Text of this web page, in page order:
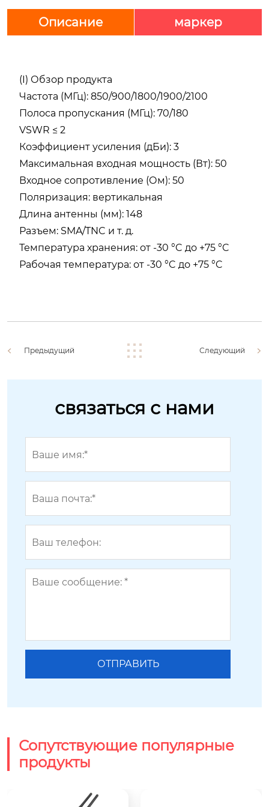
Описание маркер
(I) Обзор продукта
Частота (МГц): 850/900/1800/1900/2100
Полоса пропускания (МГц): 70/180
VSWR ≤ 2
Коэффициент усиления (дБи): 3
Максимальная входная мощность (Вт): 50
Входное сопротивление (Ом): 50
Поляризация: вертикальная
Длина антенны (мм): 148
Разъем: SMA/TNC и т. д.
Температура хранения: от -30 °C до +75 °C
Рабочая температура: от -30 °C до +75 °C
Предыдущий Следующий
связаться с нами
Сопутствующие популярные
продукты